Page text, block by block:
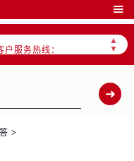

▲
▼
络优化升级公告
服务热线：
网点地址：
北京市东城区东长安街1号东方广场写字楼W3座6层602室（需提前预约）
北京市朝阳区建国门外大街甲6号华熙国际中心写字楼D座11层1102室（需提前预约）
>